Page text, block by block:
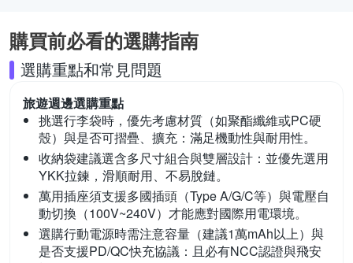
購買前必看的選購指南
選購重點和常見問題
旅遊週邊選購重點
挑選行李袋時，優先考慮材質（如聚酯纖維或PC硬
殼）與是否可摺疊、擴充： 滿足機動性與耐用性。
收納袋建議選含多尺寸組合與雙層設計： 並優先選用
YKK拉鍊，滑順耐用、不易脫鏈。
萬用插座須支援多國插頭（Type A/G/C等）與電壓自
動切換（100V~240V） 才能應對國際用電環境。
選購行動電源時需注意容量（建議1萬mAh以上）與
是否支援PD/QC快充協議： 且必有NCC認證與飛安